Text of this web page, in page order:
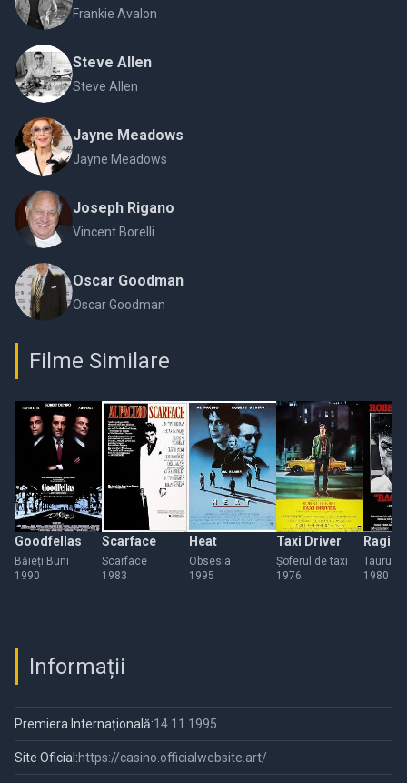
Frankie Avalon
Steve Allen
Steve Allen
Jayne Meadows
Jayne Meadows
Joseph Rigano
Vincent Borelli
Oscar Goodman
Oscar Goodman
Filme Similare
Goodfellas
Băieți Buni
1990
Scarface
Scarface
1983
Heat
Obsesia
1995
Taxi Driver
Șoferul de taxi
1976
Taurul
1980
Informații
Premiera Internațională:14.11.1995
Site Oficial:https://casino.officialwebsite.art/